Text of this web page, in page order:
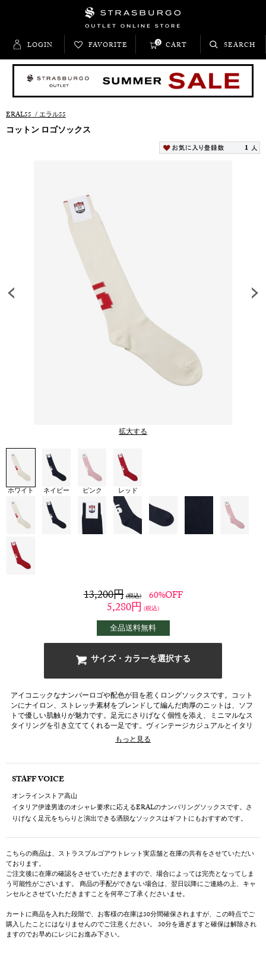
LOGIN FAVORITE CART
0 SEARCH
ERAL55/エラル55
コットン ロゴソックス
1
拡大する
ホワイト ネイビー ピンク レッド
13,200円(税込) 60%OFF
5,280円 (税込)
全品送料無料
サイズ・カラーを選択する
アイコニックなナンバーロゴや配色が目を惹くロングソックスです。コット
ンにナイロン、ストレッチ素材をブレンドして編んだ肉厚のニットは、ソフ
トで優しい肌触りが魅力です。足元にさりげなく個性を添え、ミニマルなス
タイリングを引き立ててくれる一足です。ヴィンテージカジュアルとイタリ
アンクラシックを現代的にミックスした、創造性豊かな「ERAL 55」のコレ
もっと見る
STAFF VOICE
オンラインストア高山
イタリア伊達男達のオシャレ要求に応えるERALのナンバリングソックスです。さ
りげなく足元をちらりと演出できる洒脱なソックスはギフトにもおすすめです。
こちらの商品は、ストラスブルゴアウトレット実店舗と在庫の共有をさせていただい
ております。
ご注文後に在庫の確認をさせていただきますので、場合によっては完売となってしま
う可能性がございます。 商品の手配ができない場合は、翌日以降にご連絡の上、キャ
ンセルとさせていただきますことを何卒ご了承くださいませ。
カートに商品を入れた段階で、お客様の在庫は30分間確保されますが、この時点でご
購入したことにはなりませんのでご注意ください。 30分を過ぎますと確保は解除され
ますのでお早めにレジにお進み下さい。